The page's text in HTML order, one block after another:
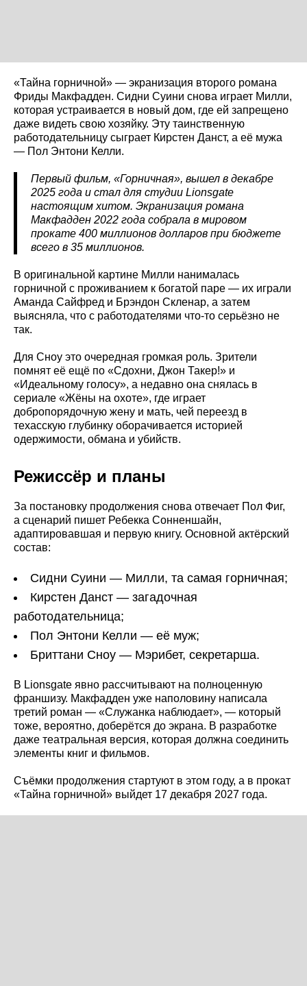
«Тайна горничной» — экранизация второго романа
Фриды Макфадден. Сидни Суини снова играет Милли,
которая устраивается в новый дом, где ей запрещено
даже видеть свою хозяйку. Эту таинственную
работодательницу сыграет Кирстен Данст, а её мужа
— Пол Энтони Келли.
Первый фильм, «Горничная», вышел в декабре
2025 года и стал для студии Lionsgate
настоящим хитом. Экранизация романа
Макфадден 2022 года собрала в мировом
прокате 400 миллионов долларов при бюджете
всего в 35 миллионов.
В оригинальной картине Милли нанималась
горничной с проживанием к богатой паре — их играли
Аманда Сайфред и Брэндон Скленар, а затем
выясняла, что с работодателями что-то серьёзно не
так.
Для Сноу это очередная громкая роль. Зрители
помнят её ещё по «Сдохни, Джон Такер!» и
«Идеальному голосу», а недавно она снялась в
сериале «Жёны на охоте», где играет
добропорядочную жену и мать, чей переезд в
техасскую глубинку оборачивается историей
одержимости, обмана и убийств.
Режиссёр и планы
За постановку продолжения снова отвечает Пол Фиг,
а сценарий пишет Ребекка Сонненшайн,
адаптировавшая и первую книгу. Основной актёрский
состав:
Сидни Суини — Милли, та самая горничная;
Кирстен Данст — загадочная
работодательница;
Пол Энтони Келли — её муж;
Бриттани Сноу — Мэрибет, секретарша.
В Lionsgate явно рассчитывают на полноценную
франшизу. Макфадден уже наполовину написала
третий роман — «Служанка наблюдает», — который
тоже, вероятно, доберётся до экрана. В разработке
даже театральная версия, которая должна соединить
элементы книг и фильмов.
Съёмки продолжения стартуют в этом году, а в прокат
«Тайна горничной» выйдет 17 декабря 2027 года.